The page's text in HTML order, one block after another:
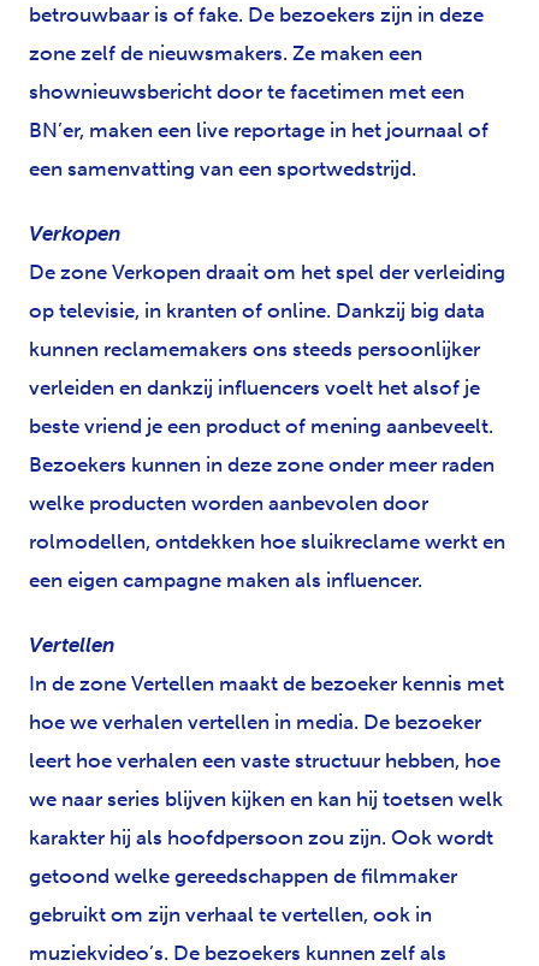
betrouwbaar is of fake. De bezoekers zijn in deze
zone zelf de nieuwsmakers. Ze maken een
shownieuwsbericht door te facetimen met een
BN’er, maken een live reportage in het journaal of
een samenvatting van een sportwedstrijd.
Verkopen
De zone Verkopen draait om het spel der verleiding
op televisie, in kranten of online. Dankzij big data
kunnen reclamemakers ons steeds persoonlijker
verleiden en dankzij influencers voelt het alsof je
beste vriend je een product of mening aanbeveelt.
Bezoekers kunnen in deze zone onder meer raden
welke producten worden aanbevolen door
rolmodellen, ontdekken hoe sluikreclame werkt en
een eigen campagne maken als influencer.
Vertellen
In de zone Vertellen maakt de bezoeker kennis met
hoe we verhalen vertellen in media. De bezoeker
leert hoe verhalen een vaste structuur hebben, hoe
we naar series blijven kijken en kan hij toetsen welk
karakter hij als hoofdpersoon zou zijn. Ook wordt
getoond welke gereedschappen de filmmaker
gebruikt om zijn verhaal te vertellen, ook in
muziekvideo’s. De bezoekers kunnen zelf als